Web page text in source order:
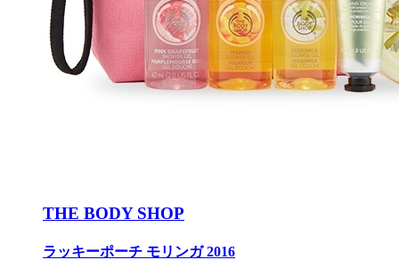
THE BODY SHOP
ラッキーポーチ モリンガ 2016